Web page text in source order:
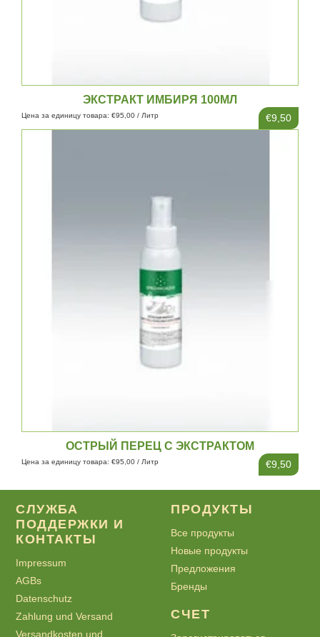
ЭКСТРАКТ ИМБИРЯ 100МЛ
€9,50
Цена за единицу товара: €95,00 / Литр
ОСТРЫЙ ПЕРЕЦ С ЭКСТРАКТОМ
ИТАЛЬЯНСКИХ ТРАВ 100МЛ
€9,50
Цена за единицу товара: €95,00 / Литр
СЛУЖБА
ПОДДЕРЖКИ И
КОНТАКТЫ
Impressum
AGBs
Datenschutz
Zahlung und Versand
Versandkosten und
ПРОДУКТЫ
Все продукты
Новые продукты
Предложения
Бренды
СЧЕТ